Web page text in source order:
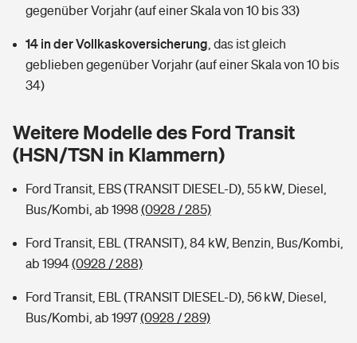
Tools
Hochwasser-Check: Wie gefährdet ist Ihr Haus?
Sie haben Fragen?
Hundehalter-Haftpflicht
Handyversicherung
Private Cyberversicherung
Zur Übersicht
Kinderunfall-Check: Mehr Sicherheit für deine Kids
Tools
Wer versichert was: Jetzt Versicherer finden
Rentenrechner: Wie viel Geld bekomme ich im Alter?
gegenüber Vorjahr (auf einer Skala von 10 bis 33)
14 in der Vollkaskoversicherung das ist gleich
geblieben gegenüber Vorjahr (auf einer Skala von 10 bis
34)
Weitere Modelle des Ford Transit
(HSN/TSN in Klammern)
Ford Transit, EBS (TRANSIT DIESEL-D), 55 kW, Diesel,
Bus/Kombi, ab 1998 (0928 / 285)
Ford Transit, EBL (TRANSIT), 84 kW, Benzin, Bus/Kombi,
ab 1994(0928 / 288)
Ford Transit, EBL (TRANSIT DIESEL-D), 56 kW, Diesel,
Bus/Kombi, ab 1997(0928 / 289)